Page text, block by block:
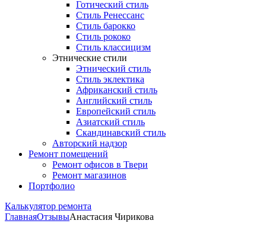
Готический стиль
Стиль Ренессанс
Стиль барокко
Стиль рококо
Стиль классицизм
Этнические стили
Этнический стиль
Стиль эклектика
Африканский стиль
Английский стиль
Европейский стиль
Азиатский стиль
Скандинавский стиль
Авторский надзор
Ремонт помещений
Ремонт офисов в Твери
Ремонт магазинов
Портфолио
Калькулятор ремонта
ГлавнаяОтзывыАнастасия Чирикова